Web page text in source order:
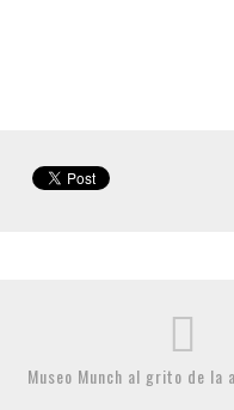
Museo Munch al grito de la